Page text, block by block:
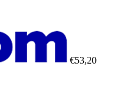
€53,20